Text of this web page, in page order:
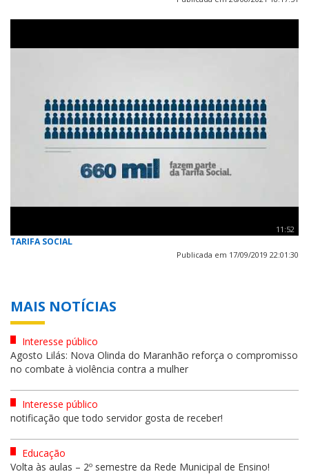
11:52
TARIFA SOCIAL
Publicada em 17/09/2019 22:01:30
MAIS NOTÍCIAS
Interesse público
Agosto Lilás: Nova Olinda do Maranhão reforça o compromisso
no combate à violência contra a mulher
Interesse público
notificação que todo servidor gosta de receber!
Educação
Volta às aulas – 2º semestre da Rede Municipal de Ensino!